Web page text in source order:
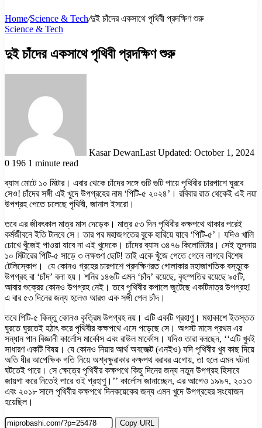
Home/Science & Tech/দুই চাঁদের একসাথে পৃথিবী প্রদক্ষিণ শুরু
Science & Tech
দুই চাঁদের একসাথে পৃথিবী প্রদক্ষিণ শুরু
Kasar DewanLast Updated: October 1, 2024
0 196 1 minute read
ব্যাস মোটে ১০ মিটার। এবার থেকে চাঁদের সঙ্গে গুটি গুটি পায়ে পৃথিবীর চারপাশে ঘুরবে
সেও! চাঁদের সঙ্গী এই খুদে উপগ্রহের নাম ‘পিটি-৫ ২০২৪’। রবিবার রাত থেকেই এই নয়া
উপগ্রহ পেতে চলেছে পৃথিবী, জানাল ইসরো।
তবে এর জীবৎকাল মাত্র মাস দেড়েক। মাত্র ৫৩ দিন পৃথিবীর কক্ষপথে থাকার পরেই
কর্মজীবনে ইতি টানবে সে। তার পর মহাজগতের বুকে হারিয়ে যাবে ‘পিটি-৫’। যদিও খালি
চোখে খুঁজেই পাওয়া যাবে না এই খুদেকে। চাঁদের ব্যাস ৩৪৭৬ কিলোমিটার। সেই তুলনায়
১০ মিটারের পিটি-৫ সাড়ে ৩ লক্ষগুণ ছোট! তাই একে খুঁজে পেতে গেলে লাগবে বিশেষ
টেলিস্কোপ। যে কোনও গ্রহের চারপাশে প্রদক্ষিণরত গোলাকার মহাজাগতিক বস্তুকে
উপগ্রহ বা ‘চাঁদ’ বলা হয়। শনির ১৪৬টি এমন ‘চাঁদ’ রয়েছে, বৃহস্পতির রয়েছে ৯৫টি,
আবার শুক্রের কোনও উপগ্রহ নেই। তবে পৃথিবীর কপালে জুটেছে একটিমাত্র উপগ্রহ!
এ বার ৫৩ দিনের জন্য হলেও আরও এক সঙ্গী পেল চাঁদ।
তবে পিটি-৫ কিন্তু কোনও কৃত্রিম উপগ্রহ নয়। এটি একটি গ্রহাণু। মহাকাশে ইতস্তত
ঘুরতে ঘুরতেই হঠাৎ করে পৃথিবীর কক্ষপথে এসে পড়েছে সে। অগস্ট মাসে প্রথম এর
সন্ধান পান বিজ্ঞানী কার্লোস মার্কোস এবং রাউল মার্কোস। যদিও তারা বলছেন, ‘‘এটি খুবই
সাধারণ একটি বিষয়। যে কোনও নিয়ার আর্থ অবজেক্ট (এনইও) যদি পৃথিবীর খুব কাছ দিয়ে
অতি ধীর আপেক্ষিক গতি নিয়ে অশ্বক্ষুরাকার কক্ষপথ বরাবর এগোয়, তা হলে এমন ঘটনা
ঘটতেই পারে। সে ক্ষেত্রে পৃথিবীর কক্ষপথে কিছু দিনের জন্য নতুন উপগ্রহ হিসাবে
জায়গা করে নিতেই পারে ওই গ্রহাণু।’’ কার্লোস জানাচ্ছেন, এর আগেও ১৯৯৭, ২০১৩
এবং ২০১৮ সালে পৃথিবীর কক্ষপথে দিনকয়েকের জন্য এমন খুদে উপগ্রহের সংযোজন
হয়েছিল।
Copy URL